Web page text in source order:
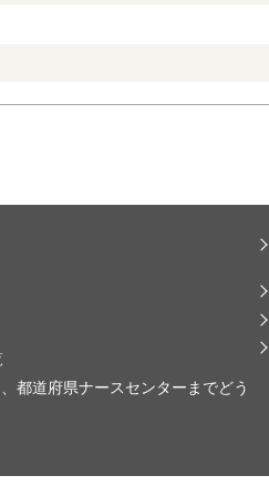
都道府県ナースセンターまでどう